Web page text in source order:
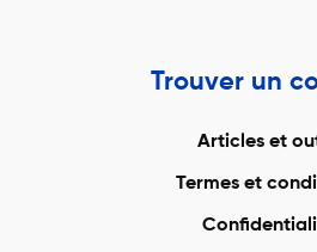
Évaluations de propriétés à
Évaluations de propriétés à
Évaluations de propriétés à
Évaluations de propriétés à
Trouver un
Articles et
Termes et